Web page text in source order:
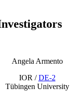
Angela Armento
IOR /DE-2
Tübingen University